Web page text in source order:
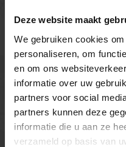
Deze website maakt
We gebruiken cookies
personaliseren, om
en om ons
informatie over uw
partners voor social
partners kunnen deze
informatie die u aan ze
verzameld op basis van
ZONDAG
GESLOTEN
INFORMATIE
Privacy verklaring
Cookie beleid
Contact